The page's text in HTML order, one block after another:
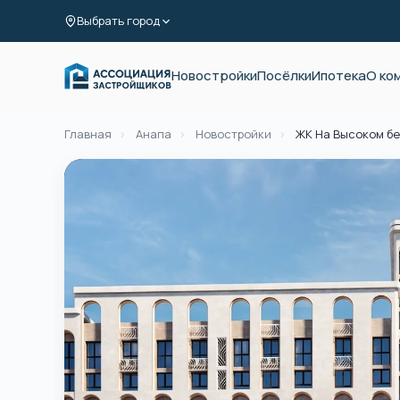
Выбрать город
НовостройкиПосёлкиИпотекаО
Главная › Анапа › Новостройки › ЖК На Высоком